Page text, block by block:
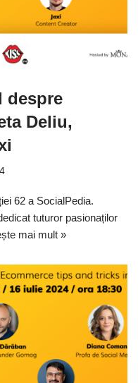
despre
Deliu,
62 a SocialPedia.
tuturor pasionaților
mai mult »